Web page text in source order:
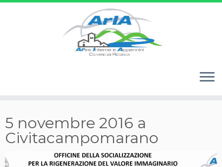
al
contenuto
5 novembre 2016 a
Civitacampomarano